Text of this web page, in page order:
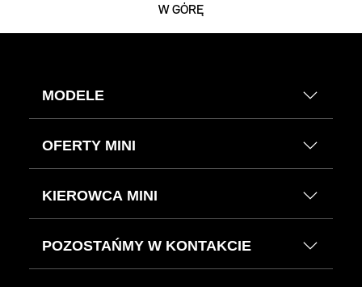
W GÓRĘ
MODELE
OFERTY MINI
KIEROWCA MINI
POZOSTAŃMY W KONTAKCIE